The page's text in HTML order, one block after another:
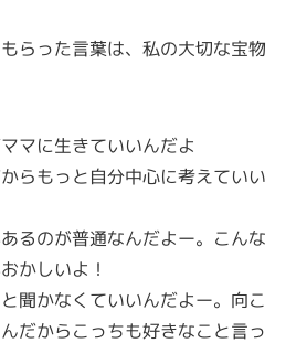
らった言葉は、私の大切な宝物
マに生きていいんだよ
らもっと自分中心に考えていい
るのが普通なんだよー。こんな
かしいよ！
聞かなくていいんだよー。向こ
だからこっちも好きなこと言っ